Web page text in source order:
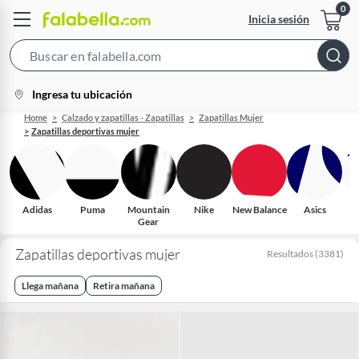
Inicia sesión
Bar
location-
icon
Ingresa tu ubicación
Home Calzado y zapatillas - Zapatillas
Zapatillas Mujer
Zapatillas deportivas mujer
Adidas Puma
Mountain
Gear
Nike New Balance Asics
Zapatillas deportivas mujer Resultados (3381)
Llega mañana Retira mañana